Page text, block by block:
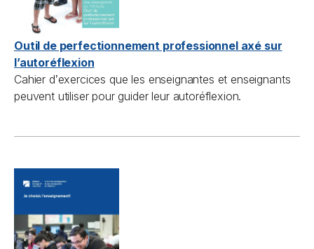
Outil de perfectionnement professionnel axé sur
l’autoréflexion
Cahier d’exercices que les enseignantes et enseignants
peuvent utiliser pour guider leur autoréflexion.